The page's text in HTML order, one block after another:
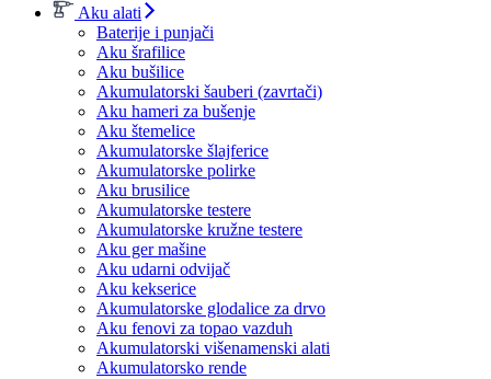
Aku alati
Baterije i punjači
Aku šrafilice
Aku bušilice
Akumulatorski šauberi (zavrtači)
Aku hameri za bušenje
Aku štemelice
Akumulatorske šlajferice
Akumulatorske polirke
Aku brusilice
Akumulatorske testere
Akumulatorske kružne testere
Aku ger mašine
Aku udarni odvijač
Aku kekserice
Akumulatorske glodalice za drvo
Aku fenovi za topao vazduh
Akumulatorski višenamenski alati
Akumulatorsko rende